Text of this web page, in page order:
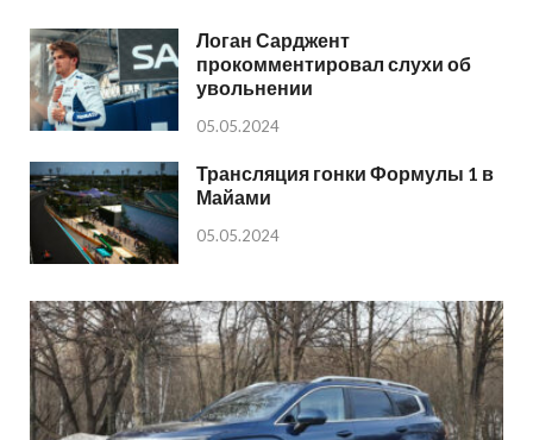
Логан Сарджент
прокомментировал слухи об
увольнении
05.05.2024
Трансляция гонки Формулы 1 в
Майами
05.05.2024